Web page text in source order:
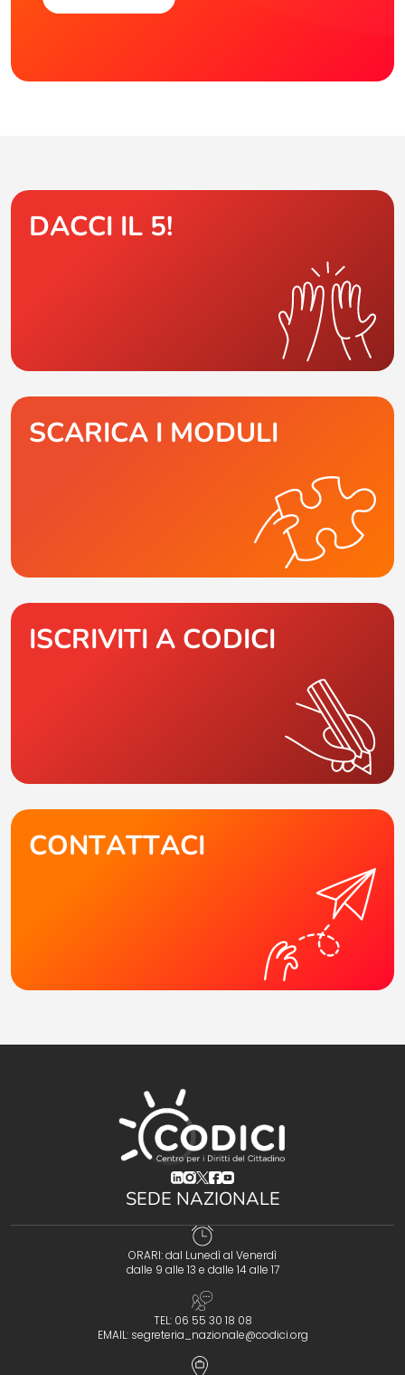
DACCI IL 5!
SCARICA I MODULI
ISCRIVITI A CODICI
CONTATTACI
(opens in a new tab)
(opens in a new tab)
(opens in a new tab)
(opens in a new tab)
(opens in a new tab)
SEDE NAZIONALE
ORARI: dal Lunedì al Venerdì
dalle 9 alle 13 e dalle 14 alle 17
TEL: 06 55 30 18 08
EMAIL: segreteria_nazionale@codici.org